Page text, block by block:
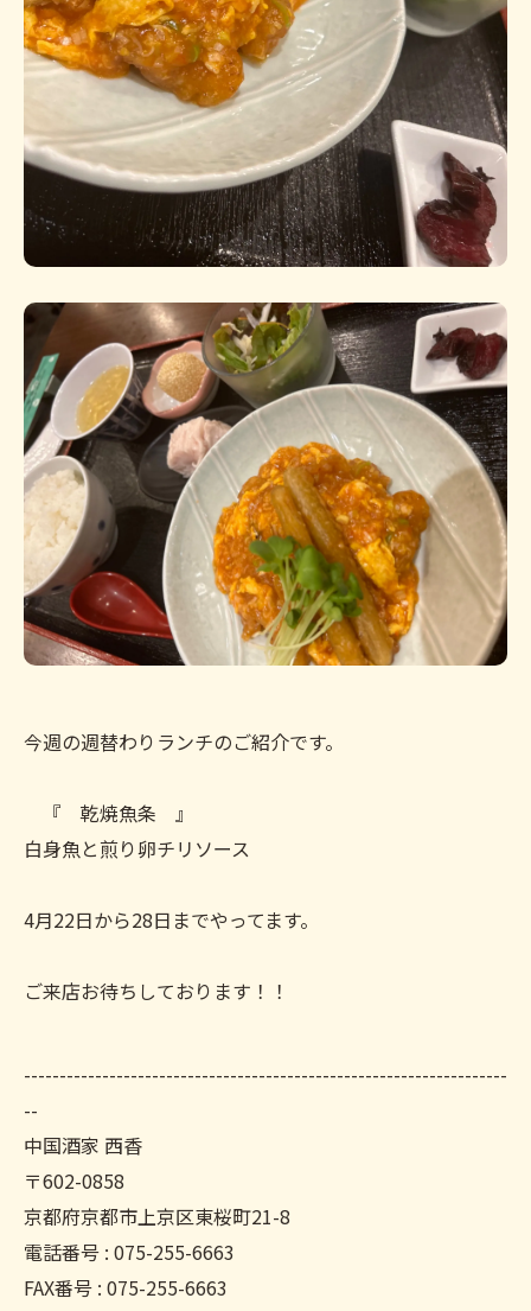
今週の週替わりランチのご紹介です。
『 乾焼魚条 』
白身魚と煎り卵チリソース
4月22日から28日までやってます。
ご来店お待ちしております！！
--------------------------------------------------------------------
--
中国酒家 西香
〒602-0858
京都府京都市上京区東桜町21-8
電話番号 : 075-255-6663
FAX番号 : 075-255-6663